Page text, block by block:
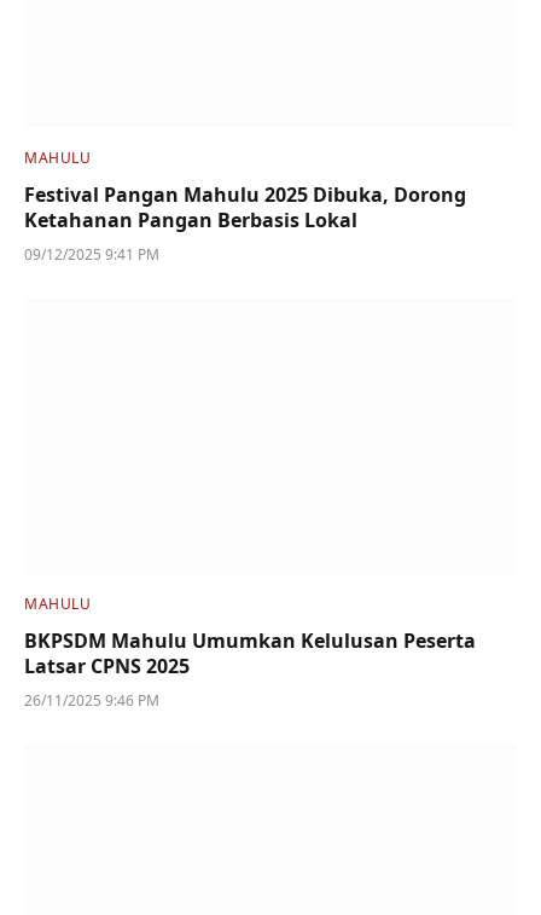
MAHULU
Festival Pangan Mahulu 2025 Dibuka, Dorong
Ketahanan Pangan Berbasis Lokal
09/12/2025 9:41 PM
MAHULU
BKPSDM Mahulu Umumkan Kelulusan Peserta
Latsar CPNS 2025
26/11/2025 9:46 PM